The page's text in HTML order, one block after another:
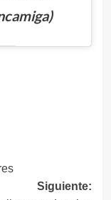
Siguiente: